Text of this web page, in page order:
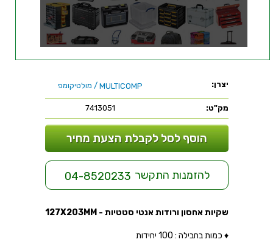
יצרן: MULTICOMP / מולטיקומפ
מק"ט: 7413051
הוסף לסל לקבלת הצעת מחיר
להזמנות התקשר 04-8520233
שקיות אחסון ורודות אנטי סטטיות - 127X203MM
♦ כמות בחבילה : 100 יחידות